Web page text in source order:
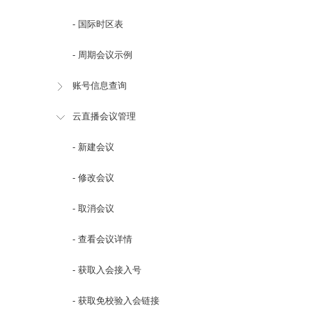
- 国际时区表
- 周期会议示例
账号信息查询
云直播会议管理
- 新建会议
- 修改会议
- 取消会议
- 查看会议详情
- 获取入会接入号
- 获取免校验入会链接